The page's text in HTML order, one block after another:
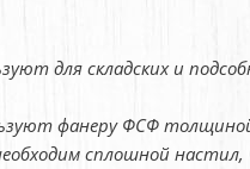
для складских и
фанеру ФСФ
сплошной